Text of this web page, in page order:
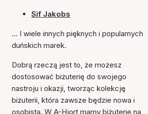
Sif Jakobs
... I wiele innych pięknych i popularnych
duńskich marek.
Dobrą rzeczą jest to, że możesz
dostosować biżuterię do swojego
nastroju i okazji, tworząc kolekcję
biżuterii, która zawsze będzie nowa i
osobista. W A-Hjort mamy biżuterię na